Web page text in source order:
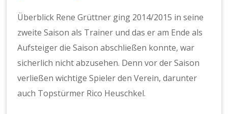
Überblick Rene Grüttner ging 2014/2015 in seine
zweite Saison als Trainer und das er am Ende als
Aufsteiger die Saison abschließen konnte, war
sicherlich nicht abzusehen. Denn vor der Saison
verließen wichtige Spieler den Verein, darunter
auch Topstürmer Rico Heuschkel.